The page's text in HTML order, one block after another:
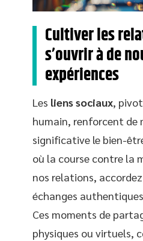
Cultiver les
s’ouvrir à de
expériences
Les liens sociaux,
humain, renforcent de
significative le bien-
où la course contre la
nos relations,
échanges
Ces moments de
physiques ou virtuels,